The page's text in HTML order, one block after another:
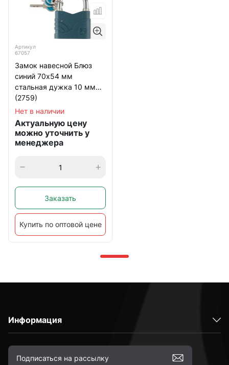
Артикул
67057
Замок навесной Блюз
синий 70х54 мм
стальная дужка 10 мм
(2759)
Нет в наличии
Актуальную цену
можно уточнить у
менеджера
Заказать
Купить по оптовой цене
Информация